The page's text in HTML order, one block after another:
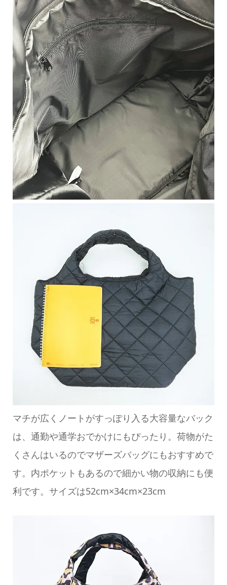
マチが広くノートがすっぽり入る大容量なバック
は、通勤や通学おでかけにもぴったり。荷物がた
くさんはいるのでマザーズバッグにもおすすめで
す。内ポケットもあるので細かい物の収納にも便
利です。サイズは52cm×34cm×23cm